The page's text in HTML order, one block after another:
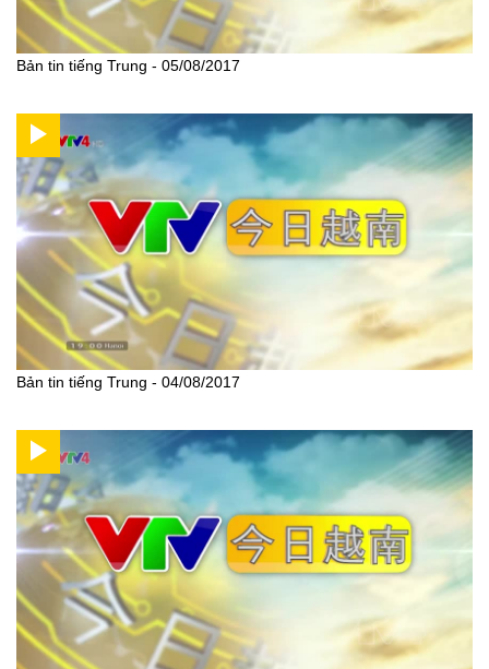
Bản tin tiếng Trung - 05/08/2017
Bản tin tiếng Trung - 04/08/2017